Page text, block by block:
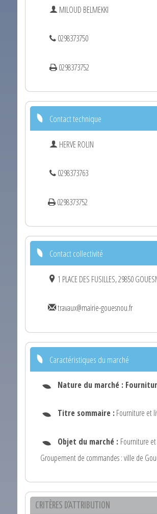
MILOUD BELMEKKI
0298373750
0298373752
Contact technique
HERVE ROLIN
0298373763
0298373752
Contact collectivité
1 PLACE DES FUSILLES, 29850
travaux@mairie-gouesnou.fr
Caractéristiques du marché
Nature du marché :
Titre sommaire : Fourniture et
Objet du marché : Fourniture et
Groupement de commandes : ville de
CRITÈRES D'ATTRIBUTION